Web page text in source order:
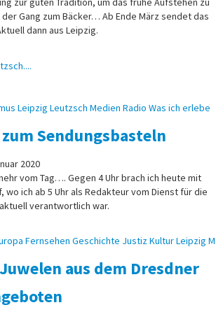
Gang zum Bäcker… Ab Ende März sendet das
dann aus Leipzig.
Leipzig Leutzsch Medien Radio Was ich erlebe
Sendungsbasteln
2020
vom Tag…. Gegen 4 Uhr brach ich heute mit
wo ich ab 5 Uhr als Redakteur vom Dienst für die
verantwortlich war.
Fernsehen Geschichte JustizKulturLeipzig
aus dem Dresdner